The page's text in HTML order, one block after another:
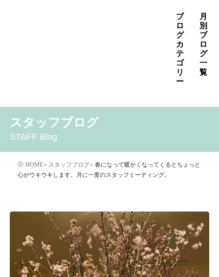
キ
ブ
ロ
グ
カ
テ
ゴ
リ
ー
その他の治療
たるみ治療
アレルギー・アトピー・花粉症
クリニック
サプリメント
タトゥー・刺青除去
ダイエット
トーニング
ニキビクリア
ニキビ治療
ニキビ痕の凹み（ニキビ痕のクレーター）
ニキビ痕の凹み（ニキビ痕のクレーター）オリジナル
ピーリング
月
別
ブ
ロ
グ
一
覧
2026年5月
2026年4月
2026年2月
スタッフブログ
STAFF Blog
HOME> スタッフブログ> 春になって暖かくなってくるとちょっと
心がウキウキします。月に一度のスタッフミーティング。